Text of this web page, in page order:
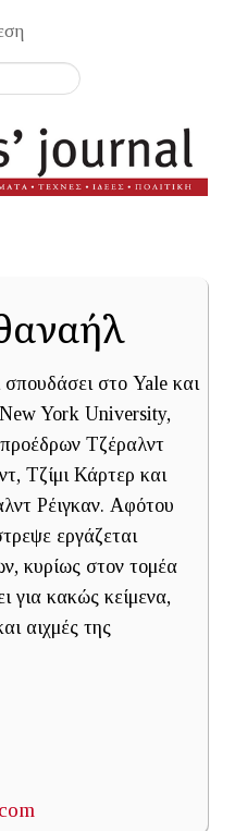
σπουδάσει στο Yale και
York University,
Τζέραλντ
Τζίμι Κάρτερ και
Ρέιγκαν. Αφότου
εργάζεται
κυρίως στον τομέα
για κακώς κείμενα,
αιχμές της